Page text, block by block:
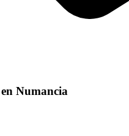
Numancia